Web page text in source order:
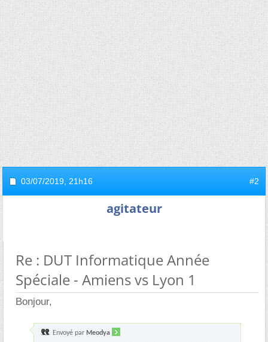
03/07/2019, 21h16 #2
agitateur
Re : DUT Informatique Année
Spéciale - Amiens vs Lyon 1
Bonjour,
Envoyé par Meodya